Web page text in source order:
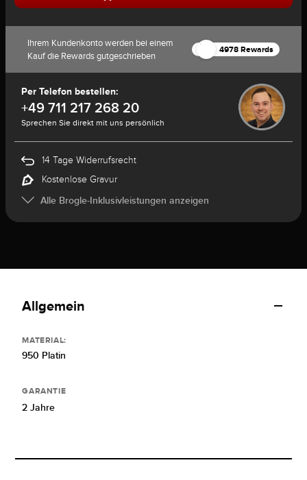
Ihrem Kundenkonto werden bei einem
Kauf die Rewards gutgeschrieben
4978 Rewards
Per Telefon bestellen:
+49 711 217 268 20
Sprechen Sie direkt mit uns persönlich
14 Tage Widerrufsrecht
Kostenlose Gravur
Alle Brogle-Inklusivleistungen anzeigen
Allgemein
MATERIAL:
950 Platin
GARANTIE
2 Jahre